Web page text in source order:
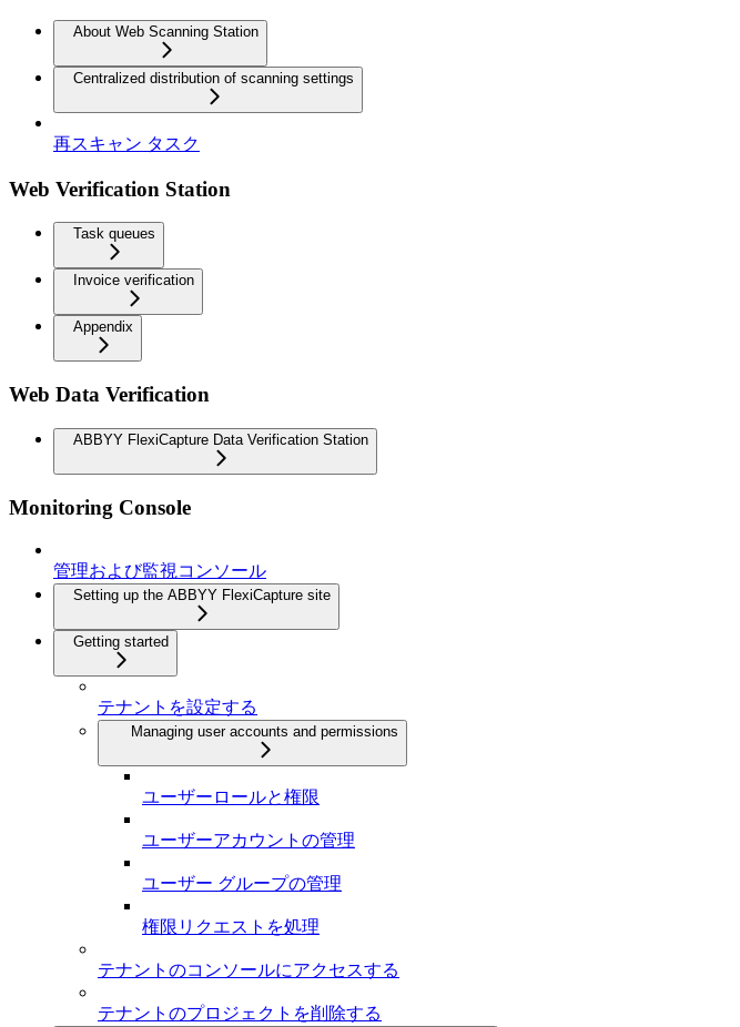
About Web Scanning Station
Centralized distribution of scanning settings
再スキャン タスク
Web Verification Station
Task queues
Invoice verification
Appendix
Web Data Verification
ABBYY FlexiCapture Data Verification Station
Monitoring Console
管理および監視コンソール
Setting up the ABBYY FlexiCapture site
Getting started
テナントを設定する
Managing user accounts and permissions
ユーザーロールと権限
ユーザーアカウントの管理
ユーザー グループの管理
権限リクエストを処理
テナントのコンソールにアクセスする
テナントのプロジェクトを削除する